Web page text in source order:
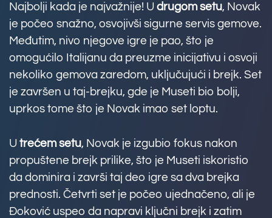
Najbolji kada je najvažnije! U drugom setu, Novak
je počeo snažno, osvojivši sigurne servis gemove.
Međutim, nivo njegove igre je pao, što je
omogućilo Italijanu da preuzme inicijativu i osvoji
nekoliko gemova zaredom, uključujući i brejk. Set
je završen u taj-brejku, gde je Museti bio bolji,
uprkos tome što je Novak imao set loptu.
U trećem setu, Novak je izgubio fokus nakon
propuštene brejk prilike, što je Museti iskoristio
da dominira i završi taj deo igre sa dva brejka
prednosti. Četvrti set je počeo ujednačeno, ali je
Đoković uspeo da napravi ključni brejk i zatim